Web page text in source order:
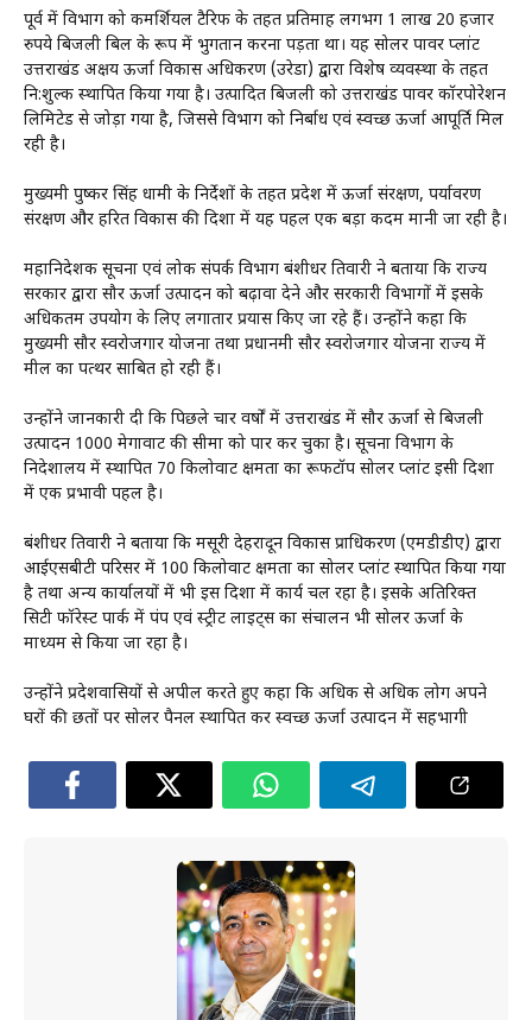
पूर्व में विभाग को कमर्शियल टैरिफ के तहत प्रतिमाह लगभग 1 लाख 20 हजार
रुपये बिजली बिल के रूप में भुगतान करना पड़ता था। यह सोलर पावर प्लांट
उत्तराखंड अक्षय ऊर्जा विकास अधिकरण (उरेडा) द्वारा विशेष व्यवस्था के तहत
नि:शुल्क स्थापित किया गया है। उत्पादित बिजली को उत्तराखंड पावर कॉरपोरेशन
लिमिटेड से जोड़ा गया है, जिससे विभाग को निर्बाध एवं स्वच्छ ऊर्जा आपूर्ति मिल
रही है।
मुख्यमंत्री पुष्कर सिंह धामी के निर्देशों के तहत प्रदेश में ऊर्जा संरक्षण, पर्यावरण
संरक्षण और हरित विकास की दिशा में यह पहल एक बड़ा कदम मानी जा रही है।
महानिदेशक सूचना एवं लोक संपर्क विभाग बंशीधर तिवारी ने बताया कि राज्य
सरकार द्वारा सौर ऊर्जा उत्पादन को बढ़ावा देने और सरकारी विभागों में इसके
अधिकतम उपयोग के लिए लगातार प्रयास किए जा रहे हैं। उन्होंने कहा कि
मुख्यमंत्री सौर स्वरोजगार योजना तथा प्रधानमंत्री सौर स्वरोजगार योजना राज्य में
मील का पत्थर साबित हो रही हैं।
उन्होंने जानकारी दी कि पिछले चार वर्षों में उत्तराखंड में सौर ऊर्जा से बिजली
उत्पादन 1000 मेगावाट की सीमा को पार कर चुका है। सूचना विभाग के
निदेशालय में स्थापित 70 किलोवाट क्षमता का रूफटॉप सोलर प्लांट इसी दिशा
में एक प्रभावी पहल है।
बंशीधर तिवारी ने बताया कि मसूरी देहरादून विकास प्राधिकरण (एमडीडीए) द्वारा
आईएसबीटी परिसर में 100 किलोवाट क्षमता का सोलर प्लांट स्थापित किया गया
है तथा अन्य कार्यालयों में भी इस दिशा में कार्य चल रहा है। इसके अतिरिक्त
सिटी फॉरेस्ट पार्क में पंप एवं स्ट्रीट लाइट्स का संचालन भी सोलर ऊर्जा के
माध्यम से किया जा रहा है।
उन्होंने प्रदेशवासियों से अपील करते हुए कहा कि अधिक से अधिक लोग अपने
घरों की छतों पर सोलर पैनल स्थापित कर स्वच्छ ऊर्जा उत्पादन में सहभागी